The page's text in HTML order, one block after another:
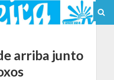
arriba junto